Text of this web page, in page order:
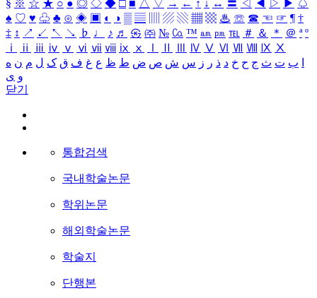
§ ※ ☆ ★ ○ ● ◎ ◇ ◆ □ ■ △ ▽ → ← ↑ ↓ ↔ 〓 ◁ ◀ ▷ ▶ ♤
♠ ♡ ♥ ♧ ♣ ⊙ ◈ ▣ ◐ ◑ ▒ ▤ ▨ ▧ ▦ ▩ ♨ ☏ ☎ ☜ ☞ ¶ †
‡ ↕ ↗ ↙ ↖ ↘ ♭ ♩ ♪ ♬ ㉿ ㈜ № ㏇ ™ ㏂ ㏘ ℡ ＃ ＆ ＊ ＠ ª º
ⅰ
ⅱ ⅲ ⅳ ⅴ ⅵ ⅶ ⅷ ⅸ ⅹ Ⅳ Ⅴ Ⅵ Ⅶ Ⅷ Ⅸ Ⅹ
ب ت ث ج ح خ د ذ ر ز س ش ص ض ط ظ ع غ ف ق ک ل م ن ه
و ی
닫기
통합검색
국내학술논문
학위논문
해외학술논문
학술지
단행본